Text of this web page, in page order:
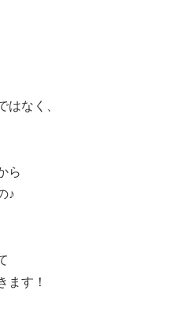
はなく、
ら
♪
ます！